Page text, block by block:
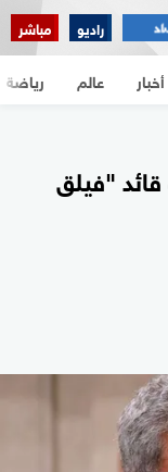
راديو مباشر
أخبار عالم رياضة
قائد "فيلق